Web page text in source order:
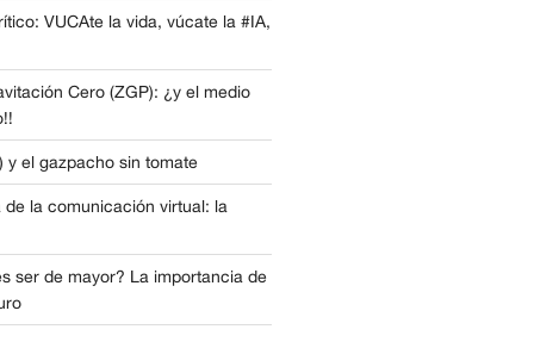
VUCAte la vida, vúcate la #IA,
Cero (ZGP): ¿y el medio
y el gazpacho sin tomate
de la comunicación virtual: la
ser de mayor? La importancia de